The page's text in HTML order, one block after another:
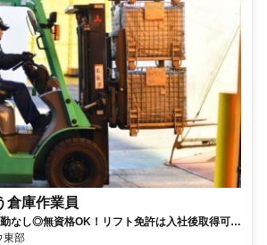
倉庫作業員
なし◎無資格OK！リフト免許は入社後取得可能
100％支給／家族手当・住宅手当あり
東部